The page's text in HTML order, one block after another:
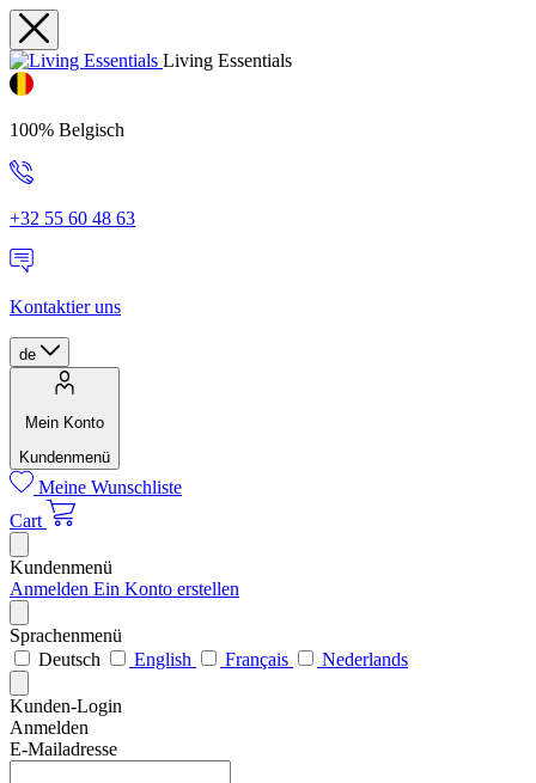
Living Essentials
100% Belgisch
+32 55 60 48 63
Kontaktier uns
de
Mein Konto
Kundenmenü
Meine Wunschliste
Cart
Kundenmenü
Anmelden Ein Konto erstellen
Sprachenmenü
Deutsch
English Français Nederlands
Kunden-Login
Anmelden
E-Mailadresse